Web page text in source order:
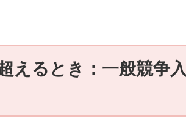
えるとき：一般競争入